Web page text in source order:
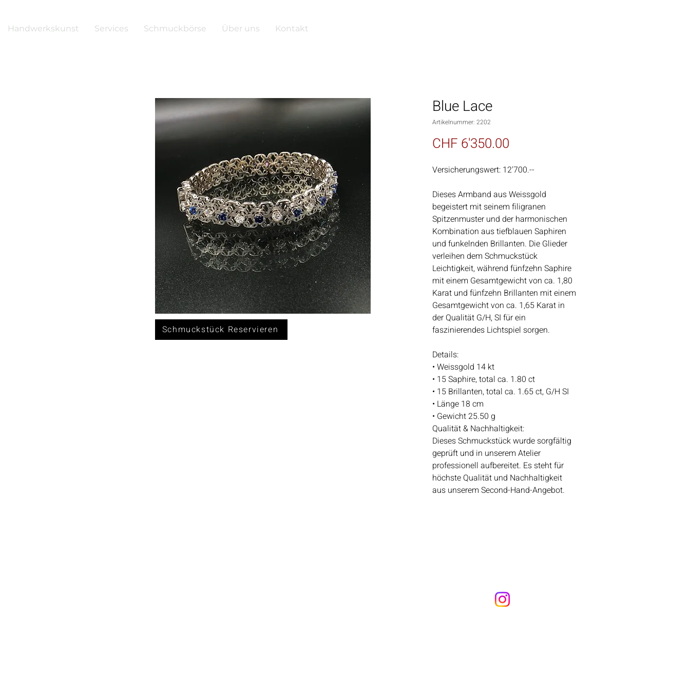
Handwerkskunst Services Schmuckbörse Über uns Kontakt
Blue Lace
Artikelnummer: 2202
CHF 6'350.00
Versicherungswert: 12'700.--
Dieses Armband aus Weissgold
begeistert mit seinem filigranen
Spitzenmuster und der harmonischen
Kombination aus tiefblauen Saphiren
und funkelnden Brillanten. Die Glieder
verleihen dem Schmuckstück
Leichtigkeit, während fünfzehn Saphire
mit einem Gesamtgewicht von ca. 1,80
Karat und fünfzehn Brillanten mit einem
Gesamtgewicht von ca. 1,65 Karat in
der Qualität G/H, SI für ein
faszinierendes Lichtspiel sorgen.
Details:
• Weissgold 14 kt
• 15 Saphire, total ca. 1.80 ct
• 15 Brillanten, total ca. 1.65 ct, G/H SI
• Länge 18 cm
• Gewicht 25.50 g
Qualität & Nachhaltigkeit:
Dieses Schmuckstück wurde sorgfältig
geprüft und in unserem Atelier
professionell aufbereitet. Es steht für
höchste Qualität und Nachhaltigkeit
aus unserem Second-Hand-Angebot.
Schmuckstück Reservieren